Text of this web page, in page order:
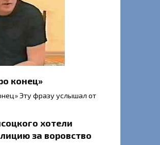
конец»
Эту фразу услышал от
хотели
за воровство